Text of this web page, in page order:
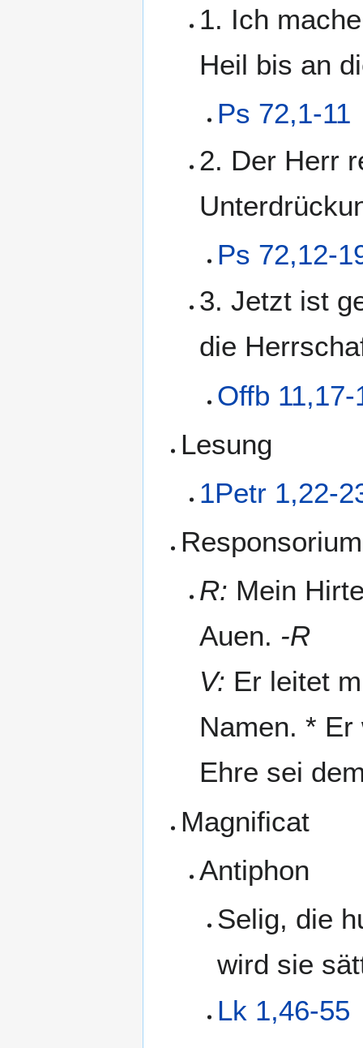
1. Ich
Heil bis an
Ps 72,1-11
2. Der Herr
Ps 72,12-
3. Jetzt ist
die
Offb
Lesung
1Petr 1,22-
Responsorium
R: Mein
Auen. -R
V: Er leitet
Namen. * Er
Ehre sei
Magnificat
Antiphon
Selig, die
wird sie
Lk 1,46-55